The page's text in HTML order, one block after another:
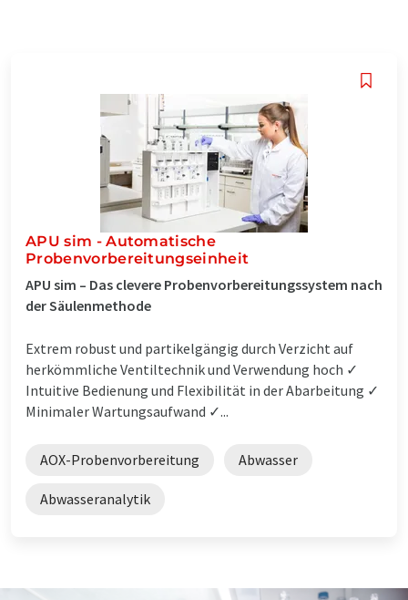
APU sim - Automatische
Probenvorbereitungseinheit
APU sim – Das clevere Probenvorbereitungssystem nach
der Säulenmethode
Extrem robust und partikelgängig durch Verzicht auf
herkömmliche Ventiltechnik und Verwendung hoch ✓
Intuitive Bedienung und Flexibilität in der Abarbeitung ✓
Minimaler Wartungsaufwand ✓...
AOX-Probenvorbereitung Abwasser
Abwasseranalytik